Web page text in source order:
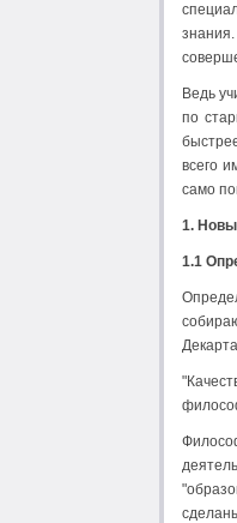
Ведь
по
всего
само
1.
1.1